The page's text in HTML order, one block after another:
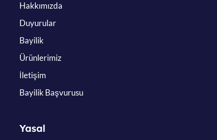
Hakkımızda
Duyurular
Bayilik
Ürünlerimiz
İletişim
Bayilik Başvurusu
Yasal